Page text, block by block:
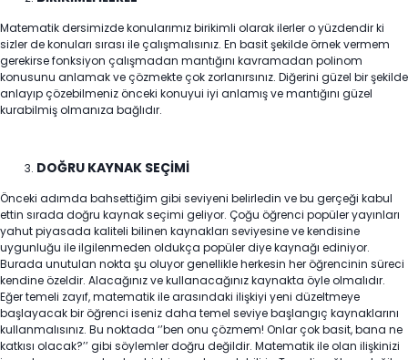
Matematik dersimizde konularımız birikimli olarak ilerler o yüzdendir ki
sizler de konuları sırası ile çalışmalısınız. En basit şekilde örnek vermem
gerekirse fonksiyon çalışmadan mantığını kavramadan polinom
konusunu anlamak ve çözmekte çok zorlanırsınız. Diğerini güzel bir şekilde
anlayıp çözebilmeniz önceki konuyui iyi anlamış ve mantığını güzel
kurabilmiş olmanıza bağlıdır.
DOĞRU KAYNAK SEÇİMİ
Önceki adımda bahsettiğim gibi seviyeni belirledin ve bu gerçeği kabul
ettin sırada doğru kaynak seçimi geliyor. Çoğu öğrenci popüler yayınları
yahut piyasada kaliteli bilinen kaynakları seviyesine ve kendisine
uygunluğu ile ilgilenmeden oldukça popüler diye kaynağı ediniyor.
Burada unutulan nokta şu oluyor genellikle herkesin her öğrencinin süreci
kendine özeldir. Alacağınız ve kullanacağınız kaynakta öyle olmalıdır.
Eğer temeli zayıf, matematik ile arasındaki ilişkiyi yeni düzeltmeye
başlayacak bir öğrenci iseniz daha temel seviye başlangıç kaynaklarını
kullanmalısınız. Bu noktada ‘’ben onu çözmem! Onlar çok basit, bana ne
katkısı olacak?’’ gibi söylemler doğru değildir. Matematik ile olan ilişkinizi